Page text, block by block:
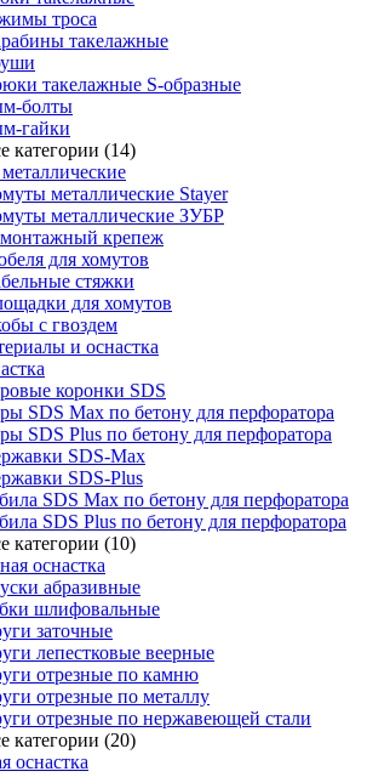
троса
такелажные
такелажные S-образные
болты
гайки
категории (14)
металлические Stayer
металлические ЗУБР
крепеж
для хомутов
стяжки
для хомутов
с гвоздем
и оснастка
коронки SDS
SDS Max по бетону для перфоратора
SDS Plus по бетону для перфоратора
SDS-Max
SDS-Plus
SDS Mах по бетону для перфоратора
SDS Plus по бетону для перфоратора
категории (10)
оснастка
абразивные
шлифовальные
заточные
лепестковые веерные
отрезные по камню
отрезные по металлу
отрезные по нержавеющей стали
категории (20)
оснастка